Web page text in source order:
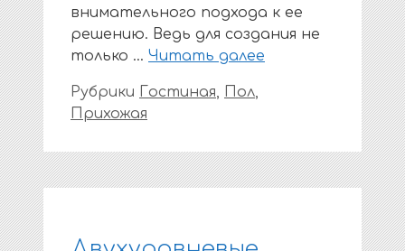
внимательного подхода к ее
решению. Ведь для создания не
только … Читать далее
Рубрики Гостиная, Пол,
Прихожая